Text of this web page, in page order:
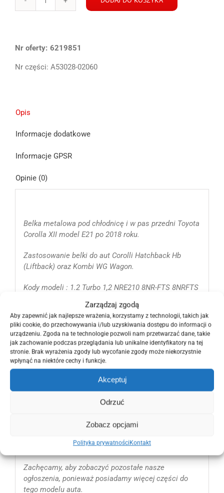
Zarządzaj zgodą
Aby zapewnić jak najlepsze wrażenia, korzystamy z technologii, takich jak
pliki cookie, do przechowywania i/lub uzyskiwania dostępu do informacji o
urządzeniu. Zgoda na te technologie pozwoli nam przetwarzać dane, takie
jak zachowanie podczas przeglądania lub unikalne identyfikatory na tej
stronie. Brak wyrażenia zgody lub wycofanie zgody może niekorzystnie
wpłynąć na niektóre cechy i funkcje.
Akceptuj
Odrzuć
Zobacz opcjami
Polityka prywatnościKontakt
ilość
Hb
belka
Nr oferty: 6219851
Nr części: A53028-02060
Opis
Informacje dodatkowe
Informacje GPSR
Opinie (0)
Belka metalowa pod chłodnicę i w pas przedni Toyota
Corolla XII model E21 po 2018 roku.
Zastosowanie belki do aut Corolli Hatchback Hb
(Liftback) oraz Kombi WG Wagon.
Kody modeli : 1.2 Turbo 1,2 NRE210 8NR-FTS 8NRFTS
1.8 Hybrid 1,8 Hybryda ZWE211 2ZR-FXE 2ZRFXE
Część pasa przedniego jest fabrycznie nowa i
oryginalna bez uszkodzeń.
Nr katalogowy i oryginalny producenta OE OEM Toyoty
53028-02060, 5302802060 (EH)
będzie pasowała od :
2019 2020 2021 2022 i na 2023 rok.
Zachęcamy, aby zobaczyć pozostałe nasze
ogłoszenia, ponieważ posiadamy więcej części do
tego modelu auta.